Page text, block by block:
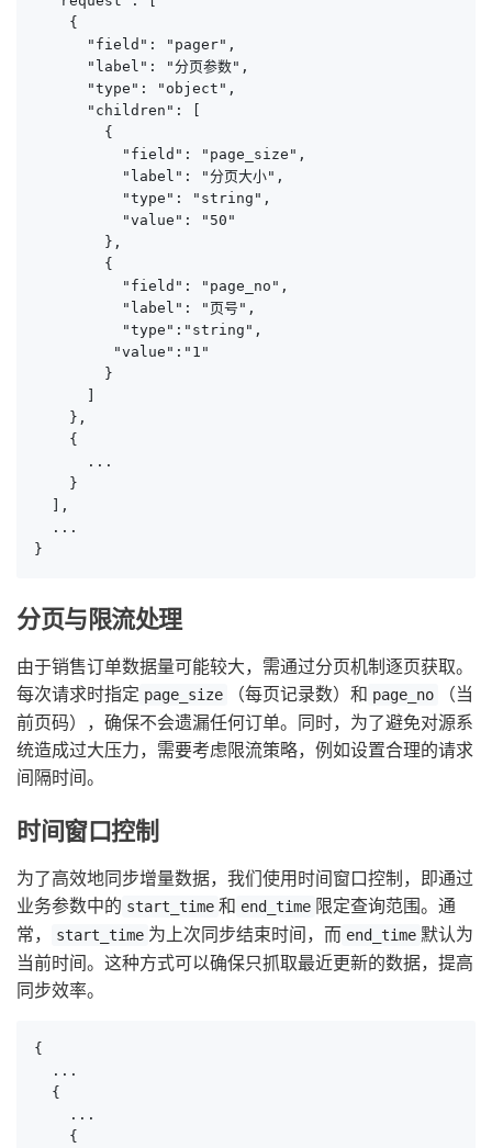
    {
      "field": "pager",
      "label": "分页参数",
      "type": "object",
      "children": [
        {
          "field": "page_size",
          "label": "分页大小",
          "type": "string",
          "value": "50"
        },
        {
          "field": "page_no",
          "label": "页号",
          "type":"string",
         "value":"1"
        }
    },
    {
      ...
    }
  ],
  ...
}
分页与限流处理
由于销售订单数据量可能较大，需通过分页机制逐页获取。
每次请求时指定 page_size （每页记录数）和 page_no
（当
前页码），确保不会遗漏任何订单。同时，为了避免对源系
统造成过大压力，需要考虑限流策略，例如设置合理的请求
间隔时间。
时间窗口控制
为了高效地同步增量数据，我们使用时间窗口控制，即通过
业务参数中的 start_time 和 end_time 限定查询范围。通
常，
start_time 为上次同步结束时间，而 end_time 默认为
当前时间。这种方式可以确保只抓取最近更新的数据，提高
同步效率。
{
  ...
  {
    ...
    {